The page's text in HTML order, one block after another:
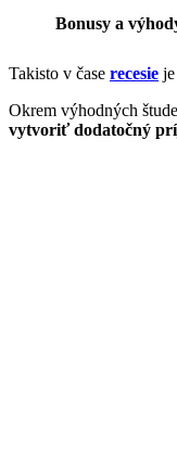
Bonusy a
Takisto v čase recesie
Okrem výhodných
vytvoriť dodatočný